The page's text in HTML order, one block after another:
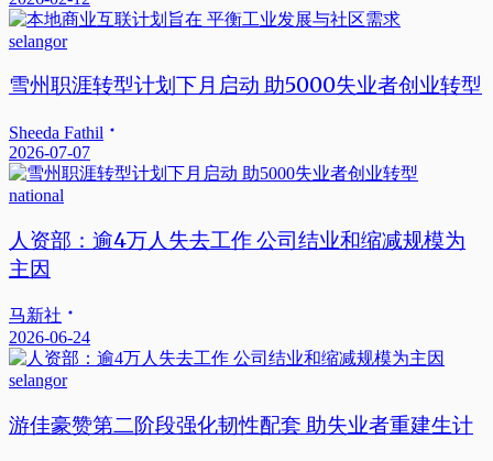
selangor
雪州职涯转型计划下月启动 助5000失业者创业转型
Sheeda Fathil
2026-07-07
national
人资部：逾4万人失去工作 公司结业和缩减规模为
主因
马新社
2026-06-24
selangor
游佳豪赞第二阶段强化韧性配套 助失业者重建生计